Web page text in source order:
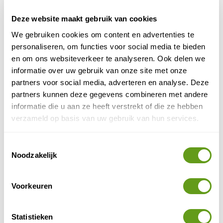
Deze website maakt gebruik van cookies
We gebruiken cookies om content en advertenties te
personaliseren, om functies voor social media te bieden
en om ons websiteverkeer te analyseren. Ook delen we
informatie over uw gebruik van onze site met onze
partners voor social media, adverteren en analyse. Deze
partners kunnen deze gegevens combineren met andere
informatie die u aan ze heeft verstrekt of die ze hebben
verzameld op basis van uw gebruik van hun services.
Noodzakelijk
Voorkeuren
Statistieken
faciliteiten.
BEKIJK
Landal - Strandhuisjes Zeezigt
Logeren óp het strand van Petten.
Moderne beach houses met de zee als voortuin.
Sommige huisjes zijn huisdiervriendelijk.
BEKIJK
5. Wandelen in Waterland en de Zaanstreek
recreatiegebied
met typisch Noord-